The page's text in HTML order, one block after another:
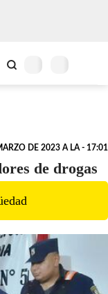
DE 2023 A LA - 17:01
de drogas